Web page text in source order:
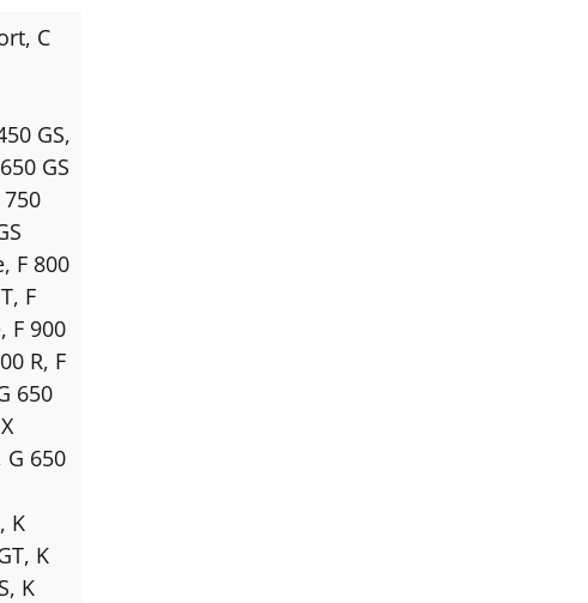
, C
GS,
GS
750
, F 800
, F
, F 900
R, F
650
G 650
, K
, K
, K